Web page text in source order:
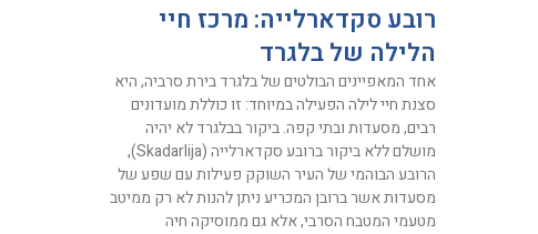
רובע סקדארלייה: מרכז חיי
הלילה של בלגרד
אחד המאפיינים הבולטים של בלגרד בירת סרביה, היא
סצנת חיי לילה הפעילה במיוחד: זו כוללת מועדונים
רבים, מסעדות ובתי קפה. ביקור בבלגרד לא יהיה
מושלם ללא ביקור ברובע סקדארלייה (Skadarlija),
הרובע הבוהמי של העיר השוקק פעילות עם שפע של
מסעדות אשר ברובן המכריע ניתן להנות לא רק ממיטב
מטעמי המטבח הסרבי, אלא גם ממוסיקה חיה